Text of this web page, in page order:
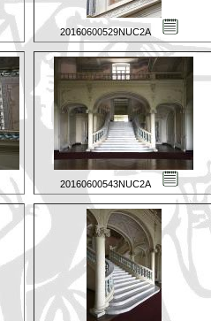
20160600529NUC2A
20160600543NUC2A